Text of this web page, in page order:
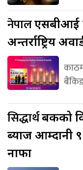
नेपालएसबीआई
अन्तर्राष्ट्रिय
बैंकिङ
सिद्धार्थबैंकको
ब्याज आम्दानी
नाफा